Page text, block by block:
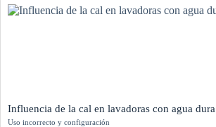
Influencia de la cal en lavadoras con agua dura
Uso incorrecto y configuración